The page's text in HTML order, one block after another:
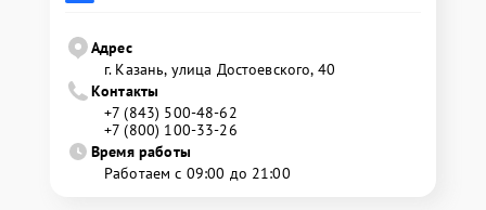
Адрес
г. Казань, улица Достоевского, 40
Контакты
+7 (843) 500-48-62
+7 (800) 100-33-26
Время работы
Работаем с 09:00 до 21:00